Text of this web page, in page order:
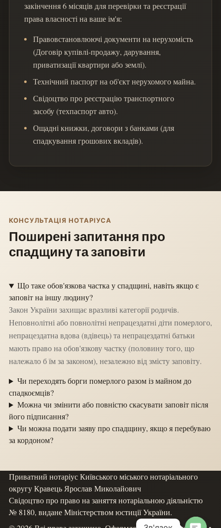
закінчення 6 місяців для перевірки та реєстрації
права власності на ваше ім'я:
Правовстановлюючі документи на нерухомість
(Договір купівлі-продажу, дарування,
приватизації квартири або землі).
Технічний паспорт на об'єкт нерухомого майна.
Свідоцтво про реєстрацію транспортного
засобу (техпаспорт авто).
Ощадні книжки, договори з банками (для
спадкування грошових вкладів).
КОНСУЛЬТАЦІЯ НОТАРІУСА
Поширені запитання про
спадщину та заповіти
Що таке обов'язкова частка у спадщині, навіть якщо є
заповіт на іншу людину?
Закон України захищає вразливі категорії родичів.
Неповнолітні або повнолітні непрацездатні діти померлого,
непрацездатна вдова (вдівець) та непрацездатні батьки
мають право на обов'язкову частку (половину того, що
належало б їм за законом), незалежно від змісту заповіту.
Чи переходять борги померлого разом із майном до
спадкоємців?
Можна чи змінити або повністю скасувати заповіт після
його підписання?
Чи можна подати заяву про спадщину, якщо я перебуваю
за кордоном?
Приватний нотаріус Київського міського нотаріального
округу Кравець Ярослав Миколайович
Свідоцтво про право на заняття нотаріальною діяльністю
№ 8180, видане Міністерством юстиції України.